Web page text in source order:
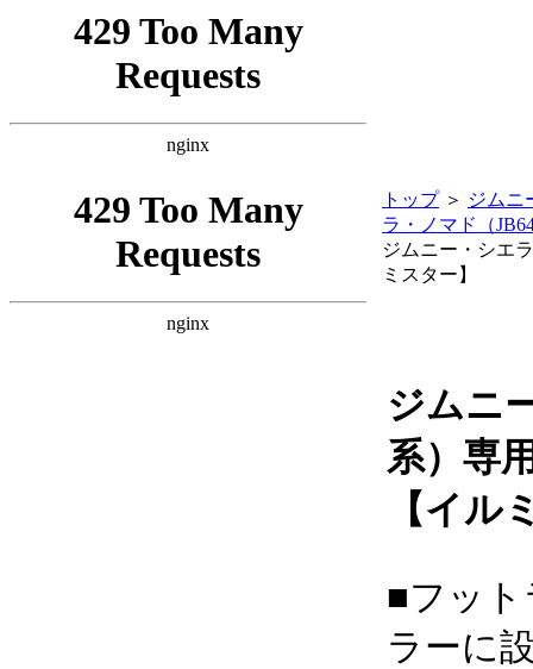
トップ＞ ジムニ
ラ・ノマド（
ジムニー・シエ
ミスター】
ジムニ
系）専
【イル
■フッ
ラーに